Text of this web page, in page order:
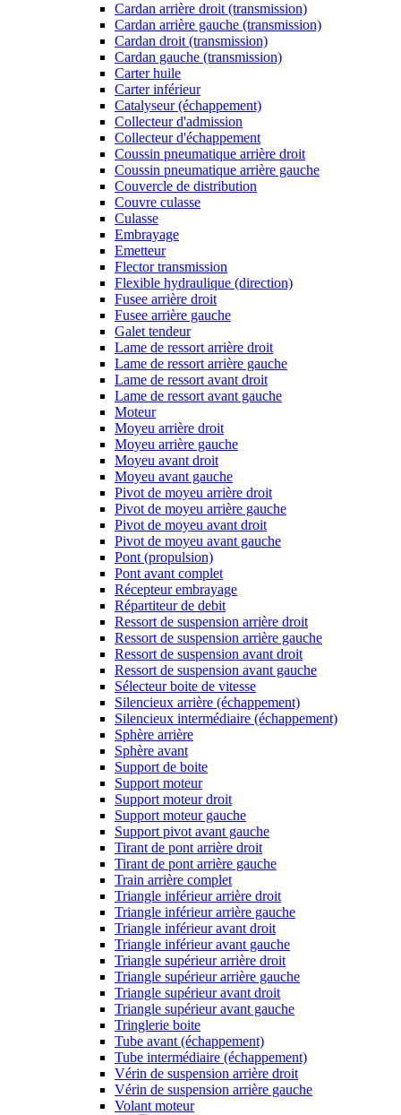
Cardan arrière droit (transmission)
Cardan arrière gauche (transmission)
Cardan droit (transmission)
Cardan gauche (transmission)
Carter huile
Carter inférieur
Catalyseur (échappement)
Collecteur d'admission
Collecteur d'échappement
Coussin pneumatique arrière droit
Coussin pneumatique arrière gauche
Couvercle de distribution
Couvre culasse
Culasse
Embrayage
Emetteur
Flector transmission
Flexible hydraulique (direction)
Fusee arrière droit
Fusee arrière gauche
Galet tendeur
Lame de ressort arrière droit
Lame de ressort arrière gauche
Lame de ressort avant droit
Lame de ressort avant gauche
Moteur
Moyeu arrière droit
Moyeu arrière gauche
Moyeu avant droit
Moyeu avant gauche
Pivot de moyeu arrière droit
Pivot de moyeu arrière gauche
Pivot de moyeu avant droit
Pivot de moyeu avant gauche
Pont (propulsion)
Pont avant complet
Récepteur embrayage
Répartiteur de debit
Ressort de suspension arrière droit
Ressort de suspension arrière gauche
Ressort de suspension avant droit
Ressort de suspension avant gauche
Sélecteur boite de vitesse
Silencieux arrière (échappement)
Silencieux intermédiaire (échappement)
Sphère arrière
Sphère avant
Support de boite
Support moteur
Support moteur droit
Support moteur gauche
Support pivot avant gauche
Tirant de pont arrière droit
Tirant de pont arrière gauche
Train arrière complet
Triangle inférieur arrière droit
Triangle inférieur arrière gauche
Triangle inférieur avant droit
Triangle inférieur avant gauche
Triangle supérieur arrière droit
Triangle supérieur arrière gauche
Triangle supérieur avant droit
Triangle supérieur avant gauche
Tringlerie boite
Tube avant (échappement)
Tube intermédiaire (échappement)
Vérin de suspension arrière droit
Vérin de suspension arrière gauche
Volant moteur